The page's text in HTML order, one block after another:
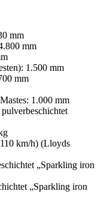
mm
mm
1.500 mm
mm
1.000 mm
km/h) (Lloyds
„Sparkling iron
„Sparkling iron